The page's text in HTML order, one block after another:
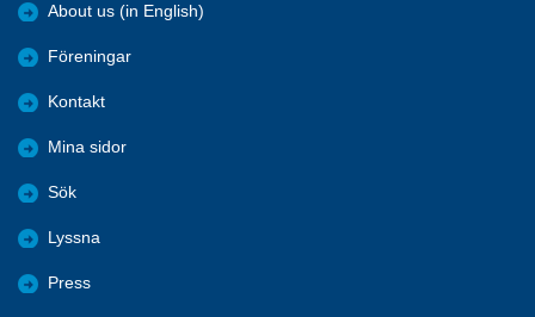
About us (in English)
Föreningar
Kontakt
Mina sidor
Sök
Lyssna
Press